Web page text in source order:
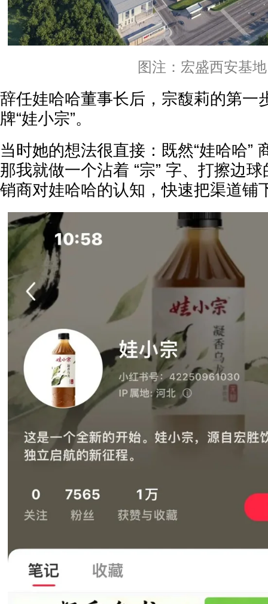
图注：宏盛西安基地
辞任娃哈哈董事长后，宗馥莉的第一
牌“娃小宗”。
当时她的想法很直接：既然“娃哈哈”
那我就做一个沾着 “宗” 字、打擦边
销商对娃哈哈的认知，快速把渠道铺